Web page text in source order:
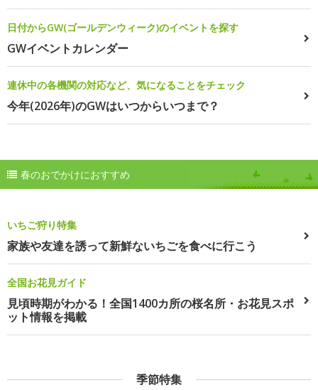
日付からGW(ゴールデンウィーク)のイベントを探す
GWイベントカレンダー
連休中の各機関の対応など、気になることをチェック
今年(2026年)のGWはいつからいつまで？
春のおでかけにおすすめ
いちご狩り特集
家族や友達を誘って新鮮ないちごを食べに行こう
全国お花見ガイド
見頃時期がわかる！全国1400カ所の桜名所・お花見スポ
ット情報を掲載
季節特集